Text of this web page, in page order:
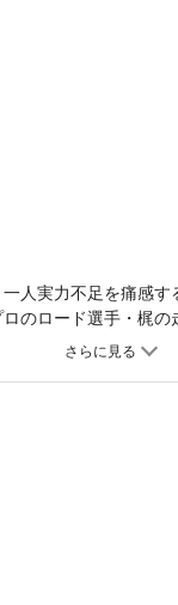
人実力不足を痛感
のロード選手・梶